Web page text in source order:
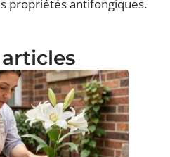
propriétés antifongiques.